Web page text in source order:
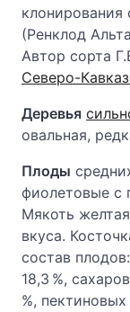
клонирования
(Ренклод
Автор сорта
Северо-
Деревья
овальная,
Плоды
фиолетовые с
Мякоть
вкуса.
состав
18,3 %,
%,